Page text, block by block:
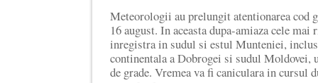
Meteorologii au prelungit atentionarea cod
16 august. In aceasta dupa-amiaza cele
inregistra in sudul si estul Munteniei,
continentala a Dobrogei si sudul Moldovei,
de grade. Vremea va fi caniculara in cursul